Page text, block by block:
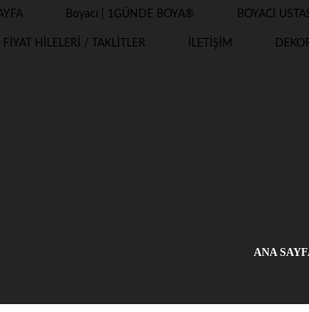
Boyacı | 1GÜNDE BOYA® BOYACI
FİYAT HİLELERİ / TAKLİTLER İLETİŞİM
ANA